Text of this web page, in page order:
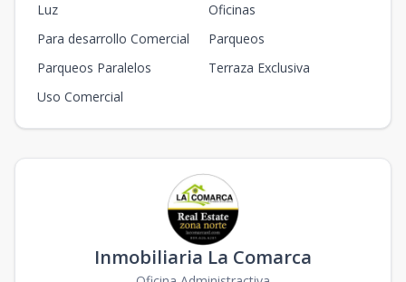
Luz
Oficinas
Para desarrollo Comercial
Parqueos
Parqueos Paralelos
Terraza Exclusiva
Uso Comercial
Inmobiliaria La Comarca